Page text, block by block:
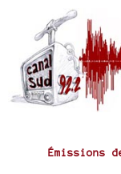
Émissions